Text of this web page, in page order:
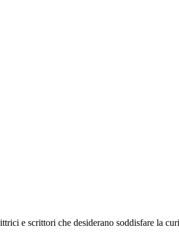
e scrittori che desiderano soddisfare la